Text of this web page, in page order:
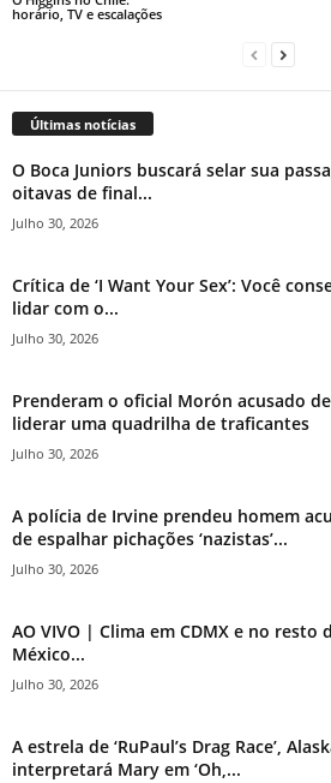
horário, TV e escalações
Últimas notícias
O Boca Juniors buscará selar sua
oitavas de final...
Julho 30, 2026
Crítica de ‘I Want Your Sex’: Você
lidar com o...
Julho 30, 2026
Prenderam o oficial Morón acusado de
liderar uma quadrilha de traficantes
Julho 30, 2026
A polícia de Irvine prendeu homem
de espalhar pichações ‘nazistas’...
Julho 30, 2026
AO VIVO | Clima em CDMX e no resto
México...
Julho 30, 2026
A estrela de ‘RuPaul’s Drag Race’,
interpretará Mary em ‘Oh,...